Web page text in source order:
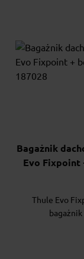
Bagażnik
Evo Fixpoint
Thule Evo